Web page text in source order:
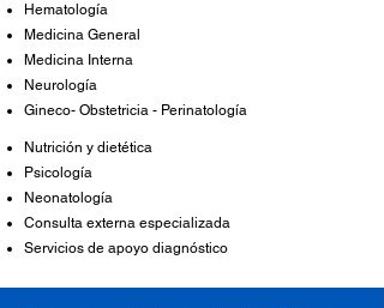
Hematología
Medicina General
Medicina Interna
Neurología
Gineco- Obstetricia - Perinatología
Nutrición y dietética
Psicología
Neonatología
Consulta externa especializada
Servicios de apoyo diagnóstico